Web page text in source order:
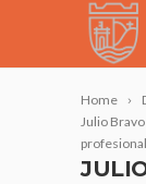
Home
Julio